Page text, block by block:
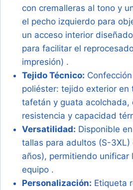
con cremalleras al tono y
el pecho izquierdo para
un acceso interior
para facilitar el
impresión) .
Tejido Técnico:
poliéster: tejido exterior en
tafetán y guata acolchada,
resistencia y capacidad
Versatilidad: Disponible
tallas para adultos (S-
años), permitiendo unificar
equipo .
Personalización: Etiqueta